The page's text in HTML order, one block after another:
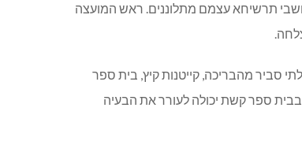
תרשיחא עצמם מתלוננים. ראש המועצה
סביר מהבריכה, קייטנות קיץ, בית ספר
בבית ספר קשת יכולה לעורר את הבעיה